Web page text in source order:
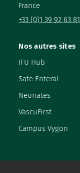
France
+33 (0)1 39 92 63 81
Nos autres sites
IFU Hub
Safe Enteral
Neonates
VascuFirst
Campus Vygon